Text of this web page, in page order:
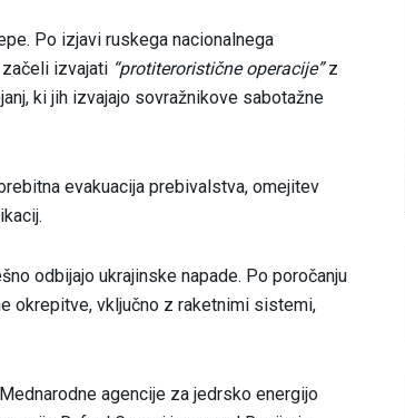
Po izjavi ruskega nacionalnega
izvajati “protiteroristične operacije”z
ki jih izvajajo sovražnikove sabotažne
evakuacija prebivalstva, omejitev
odbijajo ukrajinske napade. Po poročanju
okrepitve, vključno z raketnimi sistemi,
agencije za jedrsko energijo